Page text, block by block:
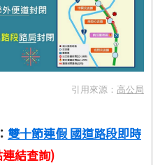
引用來源： 高公局
雙十節連假 國道路段即時
結查詢)